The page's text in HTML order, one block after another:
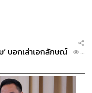
’ บอกเล่าเอกลักษณ์
...